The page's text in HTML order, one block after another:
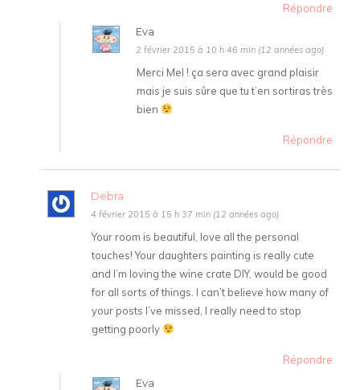
Répondre
Eva
2 février 2015 à 10 h 46 min (12 années ago)
Merci Mel ! ça sera avec grand plaisir
mais je suis sûre que tu t’en sortiras très
bien
Répondre
Debra
4 février 2015 à 15 h 37 min (12 années ago)
Your room is beautiful, love all the personal
touches! Your daughters painting is really cute
and I’m loving the wine crate DIY, would be good
for all sorts of things. I can’t believe how many of
your posts I’ve missed, I really need to stop
getting poorly
Répondre
Eva